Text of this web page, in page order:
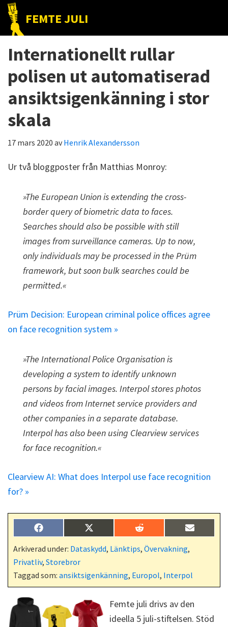
Hoppa
huvudnavigering
Hoppa
huvudinnehåll
Hoppa
det
primära
FEMTE JULI
Nätet
till
folket!
Internationellt rullar
polisen ut automatiserad
ansiktsigenkänning i stor
skala
17 mars 2020 avHenrik Alexandersson
Ur två bloggposter från Matthias Monroy:
»The European Union is extending the cross-
border query of biometric data to faces.
Searches should also be possible with still
images from surveillance cameras. Up to now,
only individuals may be processed in the Prüm
framework, but soon bulk searches could be
permitted.«
Prüm Decision: European criminal police offices agree
on face recognition system »
»The International Police Organisation is
developing a system to identify unknown
persons by facial images. Interpol stores photos
and videos from Internet service providers and
other companies in a separate database.
Interpol has also been using Clearview services
for face recognition.«
Clearview AI: What does Interpol use face recognition
for? »
Dela
på
F
a
c
b
o
o
k
Dela
på
X
(
T
w
t
t
e
)
Dela
på
R
e
d
t
Dela
på
E
-
Arkiverad under: Dataskydd, Länktips, Övervakning,
Privatliv, Storebror
Taggad som: ansiktsigenkänning, Europol, Interpol
Femte juli drivs av den
ideella 5 juli-stiftelsen. Stöd